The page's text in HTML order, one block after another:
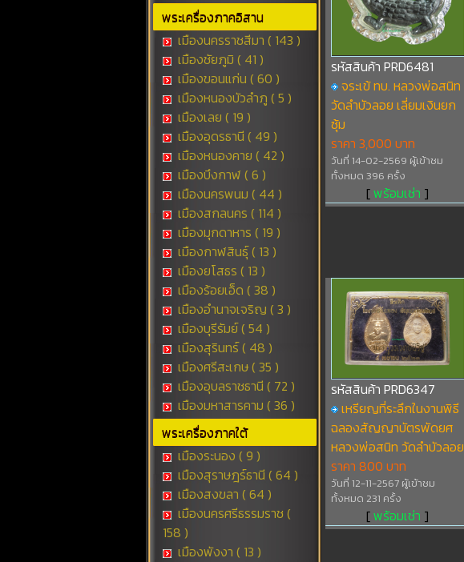
พระเครื่องภาคอิสาน
เมืองนครราชสีมา ( 143 )
เมืองชัยภูมิ ( 41 )
เมืองขอนแก่น ( 60 )
เมืองหนองบัวลำภู ( 5 )
เมืองเลย ( 19 )
เมืองอุดรธานี ( 49 )
เมืองหนองคาย ( 42 )
เมืองบึงกาฬ ( 6 )
เมืองนครพนม ( 44 )
เมืองสกลนคร ( 114 )
เมืองมุกดาหาร ( 19 )
เมืองกาฬสินธุ์ ( 13 )
เมืองยโสธร ( 13 )
เมืองร้อยเอ็ด ( 38 )
เมืองอำนาจเจริญ ( 3 )
เมืองบุรีรัมย์ ( 54 )
เมืองสุรินทร์ ( 48 )
เมืองศรีสะเกษ ( 35 )
เมืองอุบลราชธานี ( 72 )
เมืองมหาสารคาม ( 36 )
พระเครื่องภาคใต้
เมืองระนอง ( 9 )
เมืองสุราษฎร์ธานี ( 64 )
เมืองสงขลา ( 64 )
เมืองนครศรีธรรมราช (
158 )
เมืองพังงา ( 13 )
รหัสสินค้า PRD6481
จระเข้ ทบ. หลวงพ่อสนิท
วัดลำบัวลอย เลี่ยมเงินยก
ซุ้ม
ราคา 3,000 บาท
วันที่ 14-02-2569 ผู้เข้าชม
ทั้งหมด 396 ครั้ง
[พร้อมเช่า ]
รหัสสินค้า PRD6347
เหรียญที่ระลึกในงานพิธี
ฉลองสัญญาบัตรพัดยศ
หลวงพ่อสนิท วัดลำบัวลอย
ราคา 800 บาท
วันที่ 12-11-2567 ผู้เข้าชม
ทั้งหมด 231 ครั้ง
[พร้อมเช่า ]